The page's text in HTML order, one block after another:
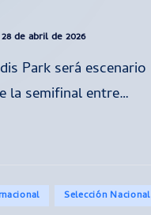
28 de abril de 2026
Park será escenario
la semifinal entre…
Selección Nacional